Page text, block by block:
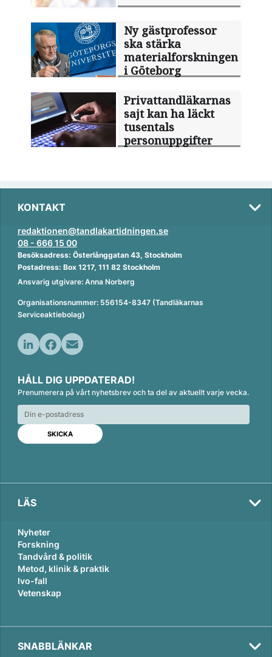
Ny gästprofessor
ska stärka
materialforskningen
i Göteborg
Privattandläkarnas
sajt kan ha läckt
tusentals
personuppgifter
KONTAKT
redaktionen@tandlakartidningen.se
08 - 666 15 00
Besöksadress: Österlånggatan 43, Stockholm
Postadress: Box 1217, 111 82 Stockholm
Ansvarig utgivare: Anna Norberg
Organisationsnummer: 556154-8347 (Tandläkarnas
Serviceaktiebolag)
n
k
e
d
n
c
e
b
o
o
k
a
i
l
HÅLL DIG UPPDATERAD!
Prenumerera på vårt nyhetsbrev och ta del av aktuellt varje vecka.
LÄS
Nyheter
Forskning
Tandvård & politik
Metod, klinik & praktik
Ivo-fall
Vetenskap
SNABBLÄNKAR